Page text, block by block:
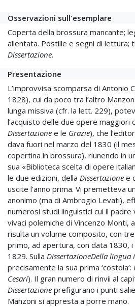
Osservazioni sull'esemplare
Coperta della brossura mancante;
allentata. Postille e segni di lettura;
Dissertazione.
Presentazione
L’improvvisa scomparsa di Antonio
1828), cui da poco tra l’altro
lunga missiva (cfr. la lett. 229),
l’acquisto delle due opere maggiori
Dissertazione e le Grazie), che
dava fuori nel marzo del 1830 (il
copertina in brossura), riunendo in
sua «Biblioteca scelta di opere
le due edizioni, della Dissertazione e
uscite l’anno prima. Vi premetteva
anonimo (ma di Ambrogio Levati),
numerosi studi linguistici cui il
vivaci polemiche di Vincenzo Monti,
risulta un volume composito, con
primo, ad apertura, con data 1830,
1829. Sulla DissertazioneDella lingua
precisamente la sua prima ‘costola’:
Cesari). Il gran numero di rinvii al
Dissertazione prefigurano i punti
Manzoni si appresta a porre mano.